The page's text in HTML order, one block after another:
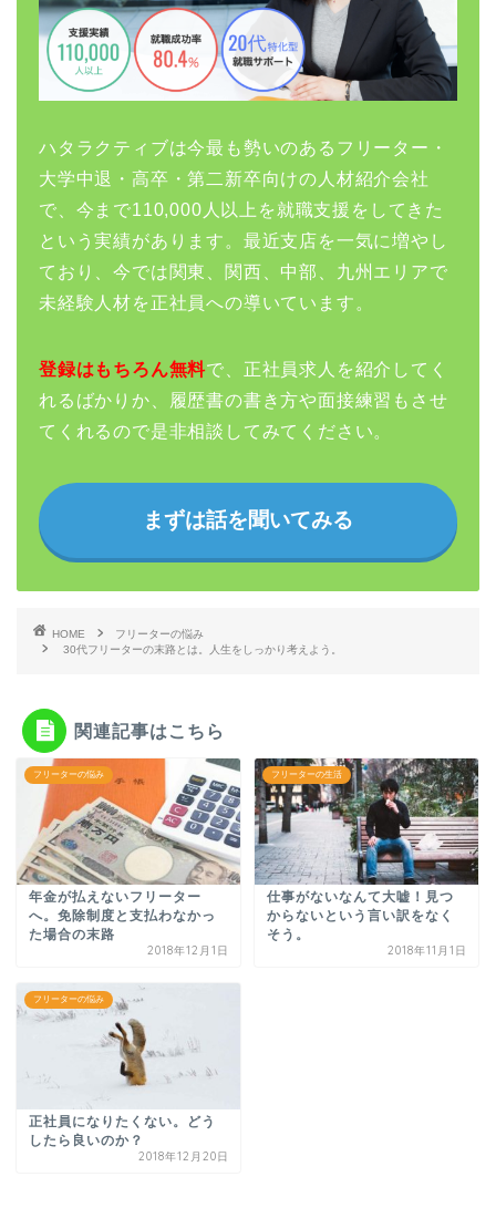
ハタラクティブは今最も勢いのあるフリーター・
大学中退・高卒・第二新卒向けの人材紹介会社
で、今まで110,000人以上を就職支援をしてきた
という実績があります。最近支店を一気に増やし
ており、今では関東、関西、中部、九州エリアで
未経験人材を正社員への導いています。
登録はもちろん無料で、正社員求人を紹介してく
れるばかりか、履歴書の書き方や面接練習もさせ
てくれるので是非相談してみてください。
まずは話を聞いてみる
HOME
フリーターの悩み
30代フリーターの末路とは。人生をしっかり考えよう。
関連記事はこちら
フリーターの悩み
年金が払えないフリーター
へ。免除制度と支払わなかっ
た場合の末路
2018年12月1日
フリーターの生活
仕事がないなんて大嘘！見つ
からないという言い訳をなく
そう。
2018年11月1日
フリーターの悩み
正社員になりたくない。どう
したら良いのか？
2018年12月20日